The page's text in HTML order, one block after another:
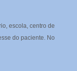
escola, centro de
do paciente. No